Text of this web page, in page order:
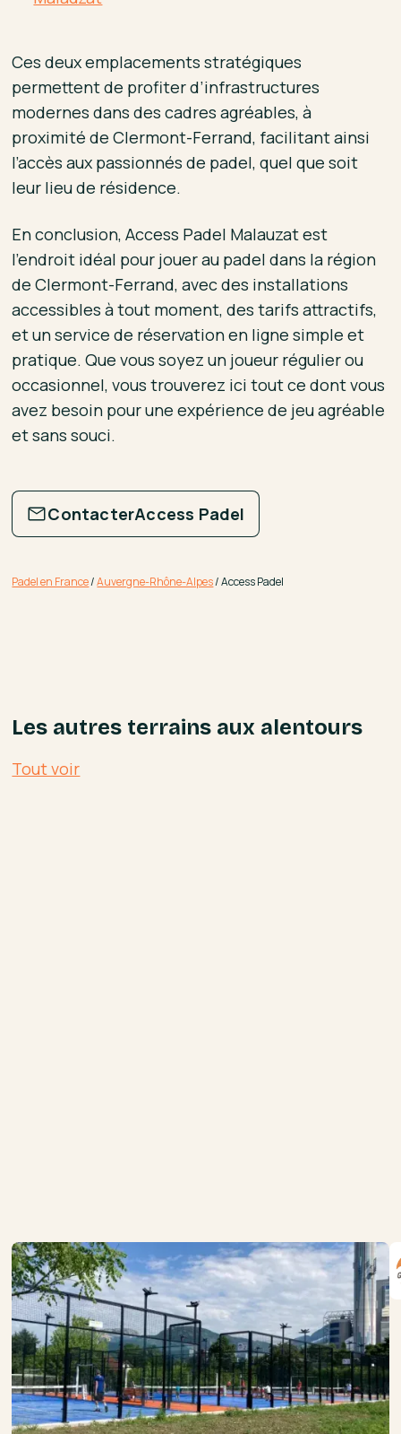
Ces deux emplacements stratégiques
permettent de profiter d’infrastructures
modernes dans des cadres agréables, à
proximité de Clermont-Ferrand, facilitant ainsi
l’accès aux passionnés de padel, quel que soit
leur lieu de résidence.
En conclusion, Access Padel Malauzat est
l’endroit idéal pour jouer au padel dans la région
de Clermont-Ferrand, avec des installations
accessibles à tout moment, des tarifs attractifs,
et un service de réservation en ligne simple et
pratique. Que vous soyez un joueur régulier ou
occasionnel, vous trouverez ici tout ce dont vous
avez besoin pour une expérience de jeu agréable
et sans souci.
ContacterAccess Padel
Padel en France/Auvergne-Rhône-Alpes/Access Padel
Les autres terrains aux alentours
Tout voir